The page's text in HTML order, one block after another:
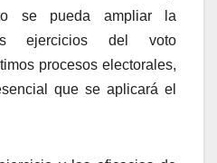
se pueda ampliar la
ejercicios del voto
procesos electorales,
que se aplicará el